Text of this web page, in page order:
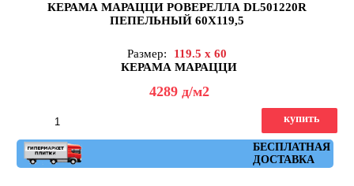
КЕРАМА МАРАЦЦИ РОВЕРЕЛЛА DL501220R
ПЕПЕЛЬНЫЙ 60X119,5
Размер:
119.5 x 60
КЕРАМА МАРАЦЦИ
4289 д/м2
БЕСПЛАТНАЯ
ДОСТАВКА
купить